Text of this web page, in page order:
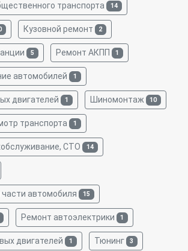
транспорта 14
Кузовной ремонт 2
5 Ремонт АКПП 1
автомобилей 1
двигателей 1 Шиномонтаж 10
транспорта 1
СТО 14
автомобиля 15
Ремонт автоэлектрики 1
двигателей 1 Тюнинг 3